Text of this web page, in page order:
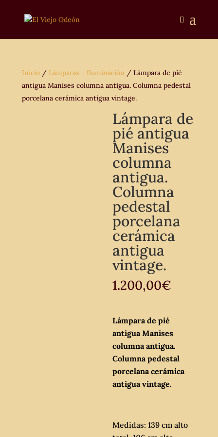
Inicio/ Lámparas - Iluminación / Lámpara de pié
antigua Manises columna antigua. Columna pedestal
porcelana cerámica antigua vintage.
Lámpara de
pié antigua
Manises
columna
antigua.
Columna
pedestal
porcelana
cerámica
antigua
vintage.
1.200,00€
Lámpara de pié
antigua Manises
columna antigua.
Columna pedestal
porcelana cerámica
antigua vintage.
Medidas: 139 cm alto